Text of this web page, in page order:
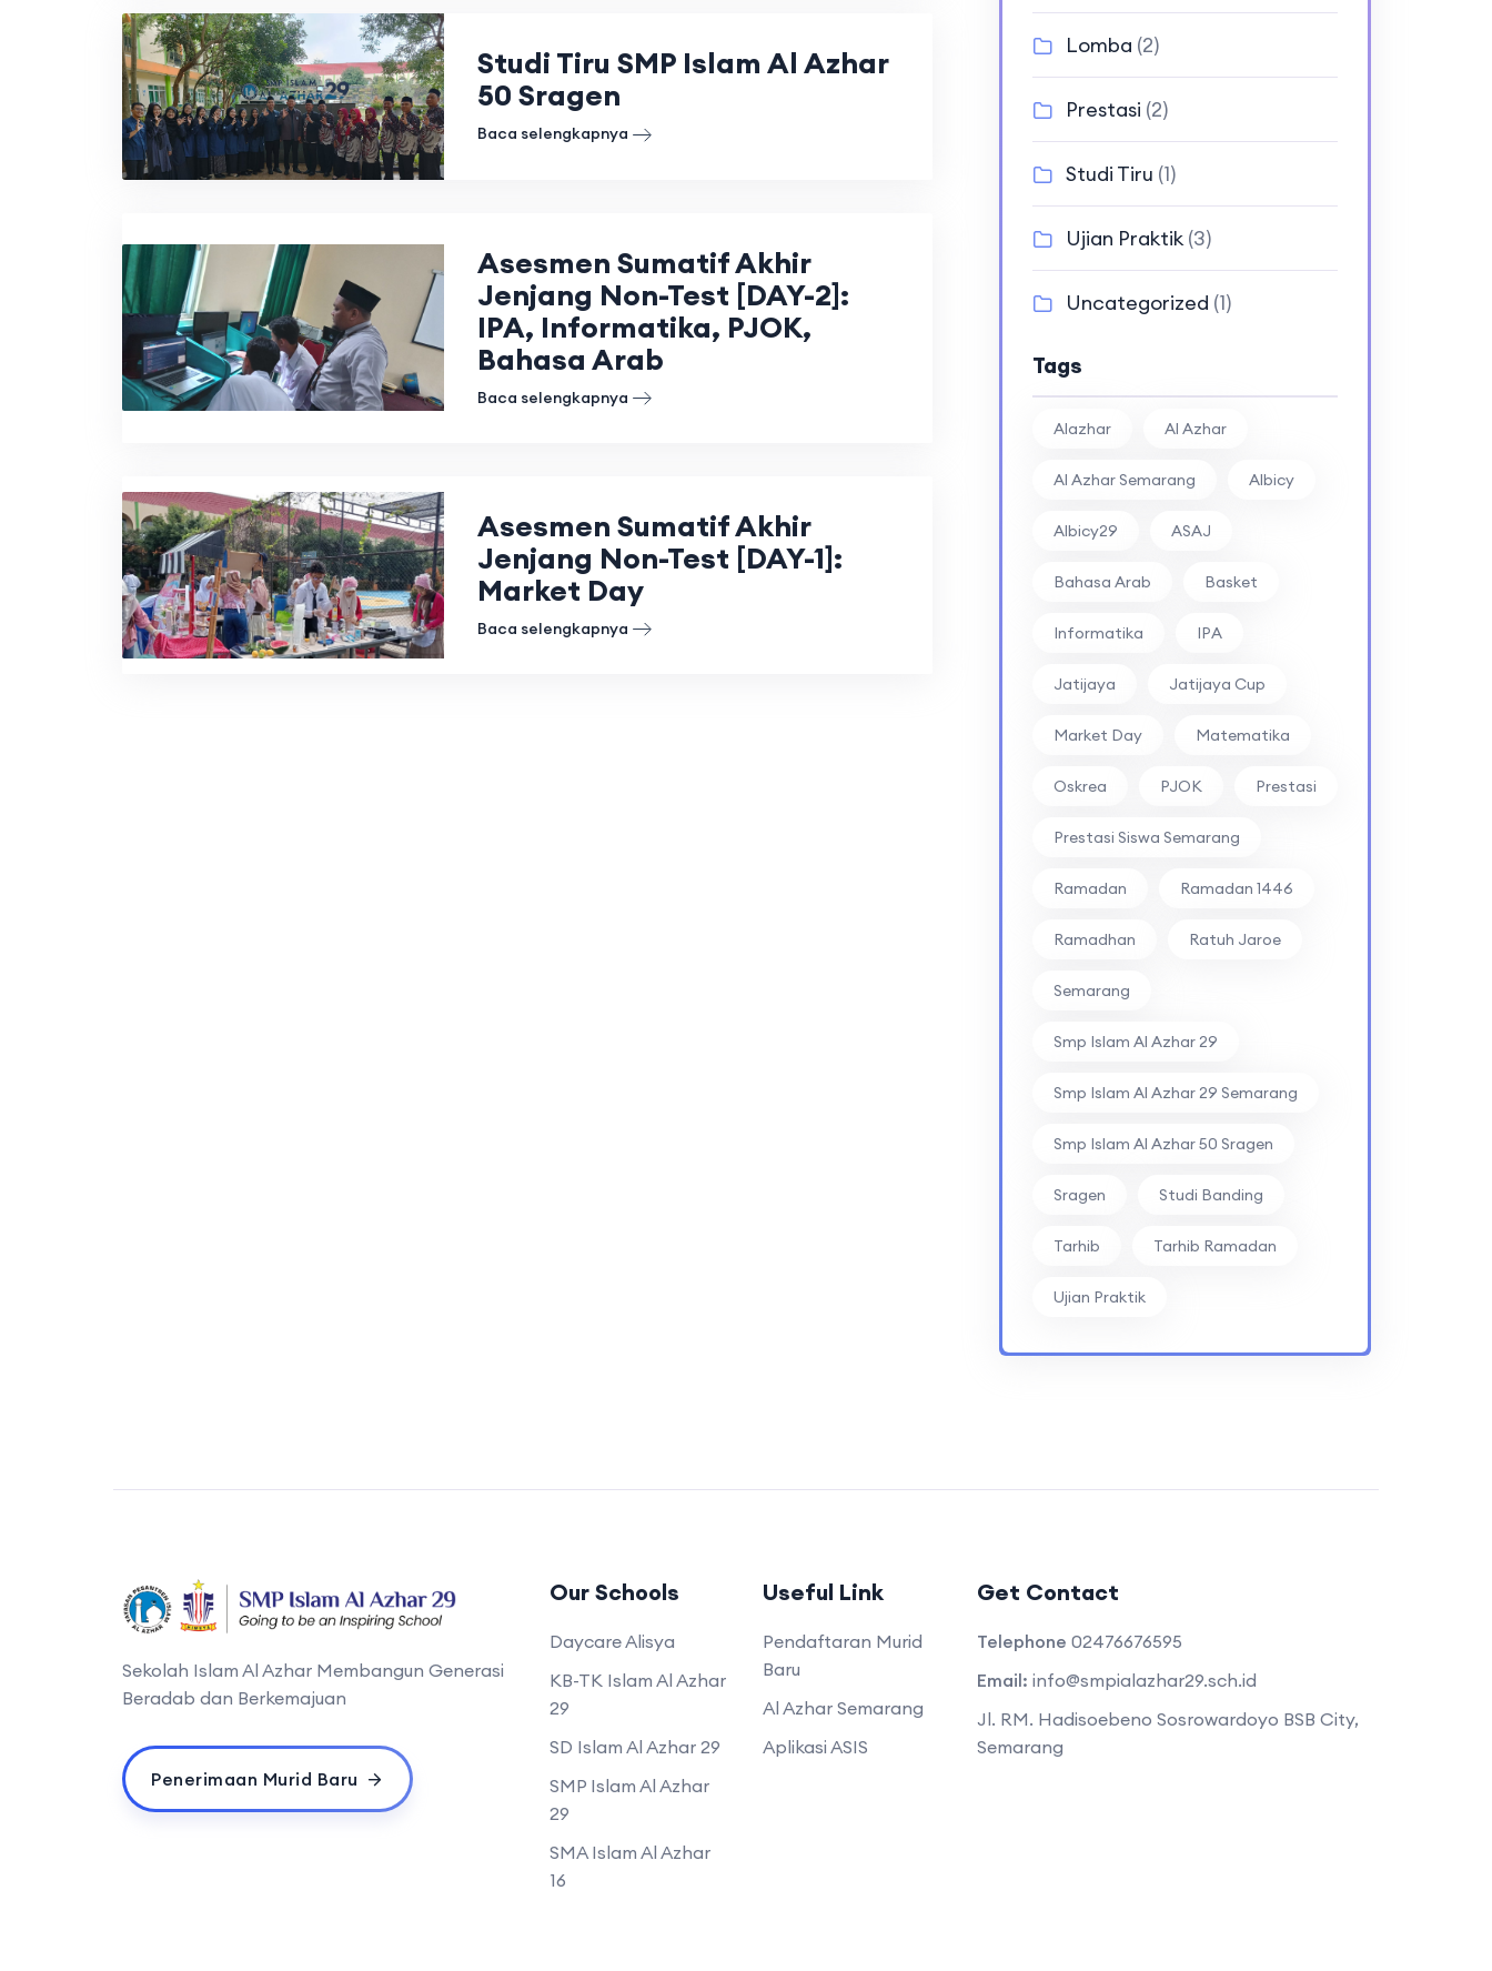
Studi Tiru SMP Islam Al Azhar
50 Sragen
Baca selengkapnya
Asesmen Sumatif Akhir
Jenjang Non-Test [DAY-2]:
IPA, Informatika, PJOK,
Bahasa Arab
Baca selengkapnya
Asesmen Sumatif Akhir
Jenjang Non-Test [DAY-1]:
Market Day
Baca selengkapnya
Lomba (2)
Prestasi (2)
Studi Tiru (1)
Ujian Praktik(3)
Uncategorized (1)
Tags
Alazhar Al Azhar
Al Azhar Semarang Albicy
Albicy29 ASAJ
Bahasa Arab Basket
Informatika IPA
Jatijaya Jatijaya Cup
Market Day Matematika
Oskrea PJOK Prestasi
Prestasi Siswa Semarang
Ramadan Ramadan 1446
Ramadhan Ratuh Jaroe
Semarang
Smp Islam Al Azhar 29
Smp Islam Al Azhar 29 Semarang
Smp Islam Al Azhar 50 Sragen
Sragen Studi Banding
Tarhib Tarhib Ramadan
Ujian Praktik
Sekolah Islam Al Azhar Membangun Generasi
Beradab dan Berkemajuan
Penerimaan Murid Baru
Our Schools
Daycare Alisya
KB-TK Islam Al Azhar
29
SD Islam Al Azhar 29
SMP Islam Al Azhar
29
SMA Islam Al Azhar
16
Useful Link
Pendaftaran Murid
Baru
Al Azhar Semarang
Aplikasi ASIS
Get Contact
Telephone 02476676595
Email: info@smpialazhar29.sch.id
Jl. RM. Hadisoebeno Sosrowardoyo BSB City,
Semarang